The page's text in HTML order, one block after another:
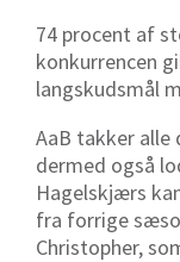
74 procent af
konkurrencen
langskudsmål
AaB takker
dermed også
Hagelskjærs
fra forrige
Christopher,